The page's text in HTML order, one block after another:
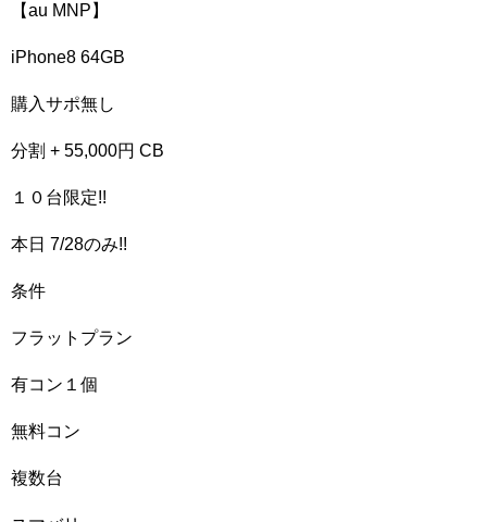
【au MNP】
iPhone8 64GB
購入サポ無し
分割 + 55,000円 CB
１０台限定!!
本日 7/28のみ!!
条件
フラットプラン
有コン１個
無料コン
複数台